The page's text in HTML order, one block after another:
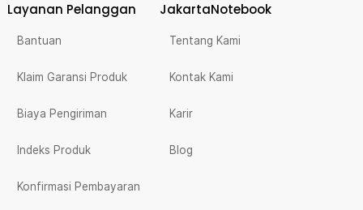
Layanan Pelanggan
Bantuan
Klaim Garansi Produk
Biaya Pengiriman
Indeks Produk
Konfirmasi Pembayaran
JakartaNotebook
Tentang Kami
Kontak Kami
Karir
Blog